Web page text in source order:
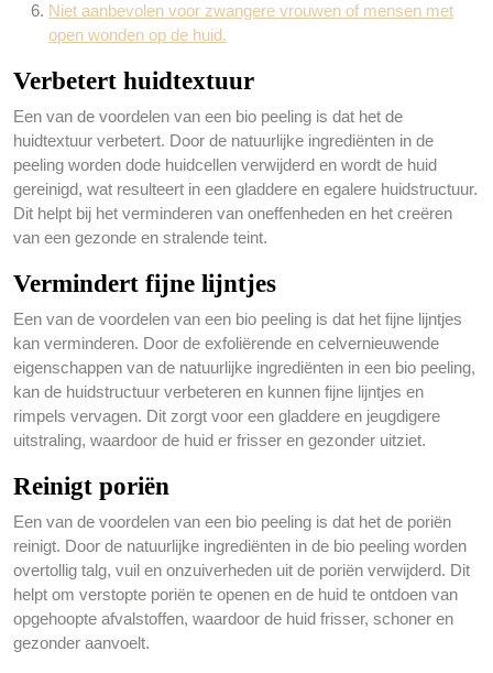
Niet aanbevolen voor zwangere vrouwen of mensen met
open wonden op de huid.
Verbetert huidtextuur
Een van de voordelen van een bio peeling is dat het de
huidtextuur verbetert. Door de natuurlijke ingrediënten in de
peeling worden dode huidcellen verwijderd en wordt de huid
gereinigd, wat resulteert in een gladdere en egalere huidstructuur.
Dit helpt bij het verminderen van oneffenheden en het creëren
van een gezonde en stralende teint.
Vermindert fijne lijntjes
Een van de voordelen van een bio peeling is dat het fijne lijntjes
kan verminderen. Door de exfoliërende en celvernieuwende
eigenschappen van de natuurlijke ingrediënten in een bio peeling,
kan de huidstructuur verbeteren en kunnen fijne lijntjes en
rimpels vervagen. Dit zorgt voor een gladdere en jeugdigere
uitstraling, waardoor de huid er frisser en gezonder uitziet.
Reinigt poriën
Een van de voordelen van een bio peeling is dat het de poriën
reinigt. Door de natuurlijke ingrediënten in de bio peeling worden
overtollig talg, vuil en onzuiverheden uit de poriën verwijderd. Dit
helpt om verstopte poriën te openen en de huid te ontdoen van
opgehoopte afvalstoffen, waardoor de huid frisser, schoner en
gezonder aanvoelt.